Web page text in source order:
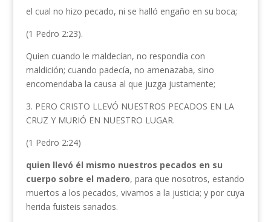
el cual no hizo pecado, ni se halló engaño en su boca;
(1 Pedro 2:23).
Quien cuando le maldecían, no respondía con
maldición; cuando padecía, no amenazaba, sino
encomendaba la causa al que juzga justamente;
3. PERO CRISTO LLEVÓ NUESTROS PECADOS EN LA
CRUZ Y MURIÓ EN NUESTRO LUGAR.
(1 Pedro 2:24)
quien llevó él mismo nuestros pecados en su
cuerpo sobre el madero, para que nosotros, estando
muertos a los pecados, vivamos a la justicia; y por cuya
herida fuisteis sanados.